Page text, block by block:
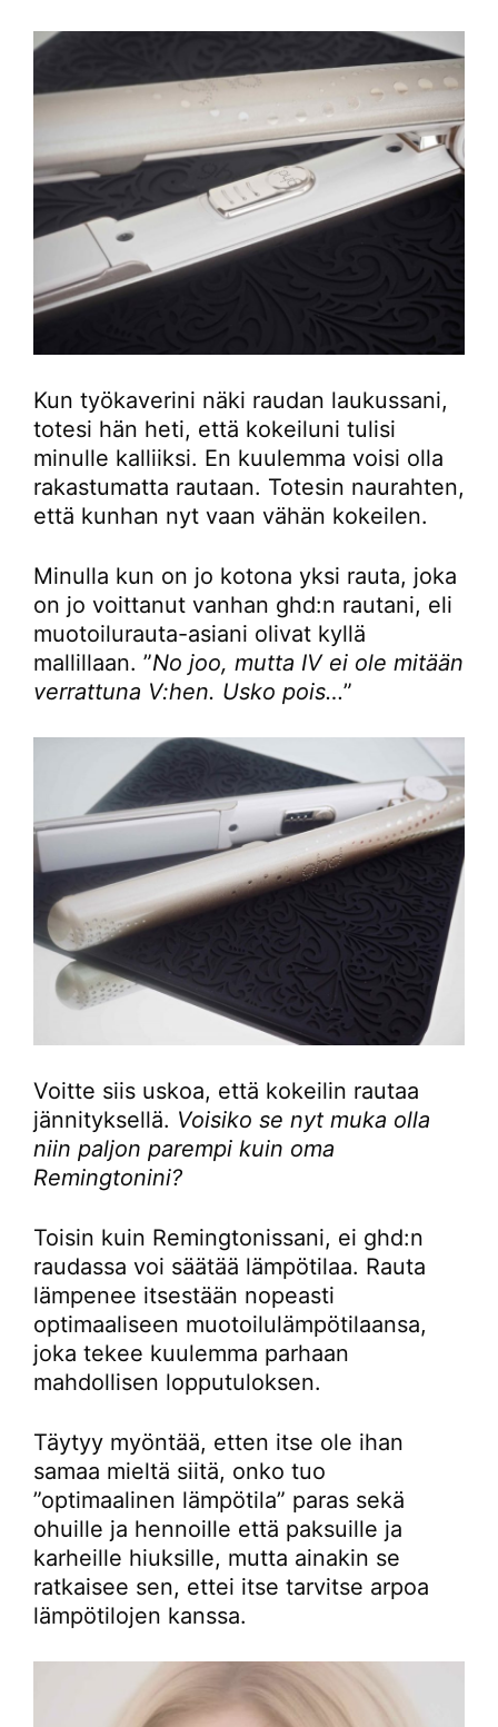
Kun työkaverini näki raudan laukussani,
totesi hän heti, että kokeiluni tulisi
minulle kalliiksi. En kuulemma voisi olla
rakastumatta rautaan. Totesin naurahten,
että kunhan nyt vaan vähän kokeilen.
Minulla kun on jo kotona yksi rauta, joka
on jo voittanut vanhan ghd:n rautani, eli
muotoilurauta-asiani olivat kyllä
mallillaan. ”No joo, mutta IV ei ole mitään
verrattuna V:hen. Usko pois…”
Voitte siis uskoa, että kokeilin rautaa
jännityksellä. Voisiko se nyt muka olla
niin paljon parempi kuin oma
Remingtonini?
Toisin kuin Remingtonissani, ei ghd:n
raudassa voi säätää lämpötilaa. Rauta
lämpenee itsestään nopeasti
optimaaliseen muotoilulämpötilaansa,
joka tekee kuulemma parhaan
mahdollisen lopputuloksen.
Täytyy myöntää, etten itse ole ihan
samaa mieltä siitä, onko tuo
”optimaalinen lämpötila” paras sekä
ohuille ja hennoille että paksuille ja
karheille hiuksille, mutta ainakin se
ratkaisee sen, ettei itse tarvitse arpoa
lämpötilojen kanssa.